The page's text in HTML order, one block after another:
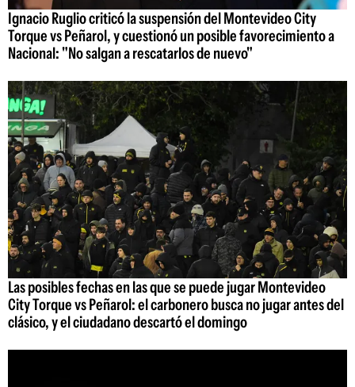
Ignacio Ruglio criticó la suspensión del Montevideo City
Torque vs Peñarol, y cuestionó un posible favorecimiento a
Nacional: "No salgan a rescatarlos de nuevo"
Las posibles fechas en las que se puede jugar Montevideo
City Torque vs Peñarol: el carbonero busca no jugar antes del
clásico, y el ciudadano descartó el domingo